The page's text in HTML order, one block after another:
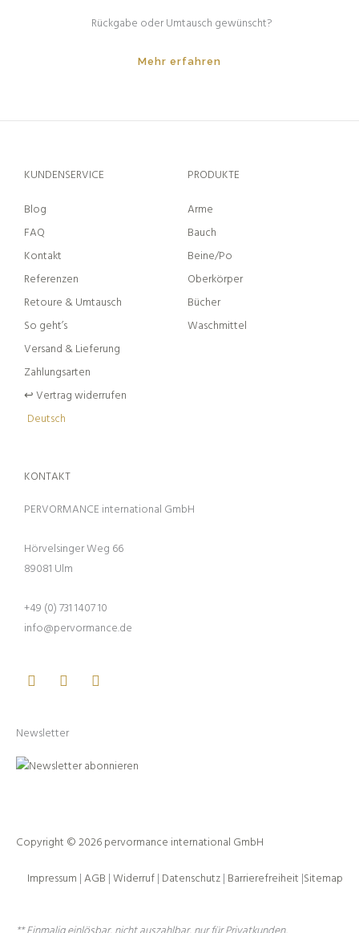
Rückgabe oder Umtausch gewünscht?
Mehr erfahren
KUNDENSERVICE
Blog
FAQ
Kontakt
Referenzen
Retoure & Umtausch
So geht’s
Versand & Lieferung
Zahlungsarten
↩︎ Vertrag widerrufen
Deutsch
PRODUKTE
Arme
Bauch
Beine/Po
Oberkörper
Bücher
Waschmittel
KONTAKT
PERVORMANCE international GmbH
Hörvelsinger Weg 66
89081 Ulm
+49 (0) 731 1407 10
info@pervormance.de
FacebookYoutubeInstagram
Newsletter
Copyright © 2026 pervormance international GmbH
Impressum |AGB |Widerruf| Datenschutz| Barrierefreiheit |Sitemap